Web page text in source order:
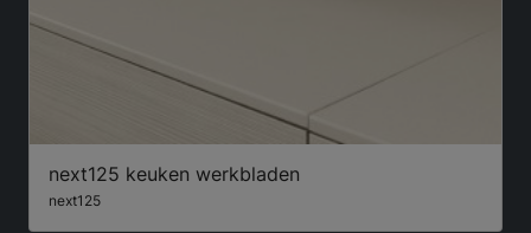
next125 keuken werkbladen
next125